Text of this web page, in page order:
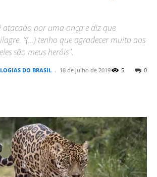
atacado por uma onça e diz que
“(...) tenho que agradecer muito aos
são meus heróis".
DO BRASIL - 18 de julho de 2019 0
5